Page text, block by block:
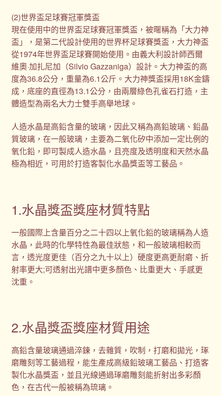
(2)世界盃足球賽冠軍獎盃
現在使用中的世界盃足球賽冠軍獎盃，被暱稱為「大力神
盃」，是第二代設計使用的世界杯足球賽獎盃，大力神盃
從1974年世界盃足球賽開始使用。由義大利設計師西爾
維奧·加扎尼加（Silvio Gazzaniga）設計。大力神盃的高
度為36.8公分，重量為6.1公斤。大力神獎盃採用18K金鑄
成，底座的直徑為13.1公分，由兩層綠色孔雀石打造，主
體造型為兩名大力士雙手高舉地球。
人造水晶是高鉛含量的玻璃，因此又稱為高鉛玻璃、鉛晶
質玻璃，在一般玻璃，主要為二氧化矽中添加一定比例的
氧化鉛，即可製成人造水晶，且亮度及透明度和天然水晶
極為相近，可用於打造客製化水晶獎盃等工藝品。
1.水晶獎盃獎座材質特點
一般國際上含量百分之二十四以上氧化鉛的玻璃稱為人造
水晶，此時的化學特性為最佳狀態，和一般玻璃相較而
言，透光度更佳（百分之九十以上）硬度更高更耐磨、折
射率更大;可透射出光譜中更多顏色、比重更大、手感更
沈重。
2.水晶獎盃獎座材質用途
高鉛含量玻璃通過淬鍊，去雜質，吹制，打磨和拋光，琢
磨雕刻等工藝過程，能生產成高級鉛玻璃工藝品、打造客
製化水晶獎盃，並且光線通過琢磨雕刻能折射出多彩顏
色，在古代一般被稱為琉璃。